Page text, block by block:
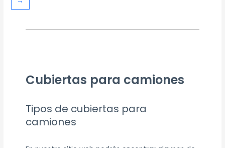
Cubiertas para camiones
Tipos de cubiertas para
camiones